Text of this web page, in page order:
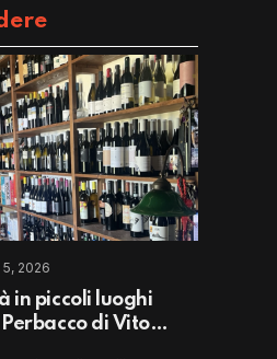
2026
in piccoli luoghi
di Vito